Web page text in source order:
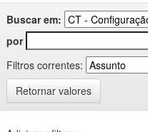
Buscar em:
por
Filtros correntes:
Retornar valores